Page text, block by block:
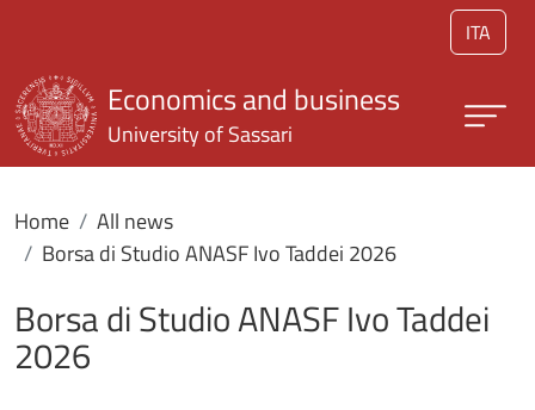
ITA
Economics and business
University of Sassari
Home
All news
Borsa di Studio ANASF Ivo Taddei 2026
Borsa di Studio ANASF Ivo Taddei
2026